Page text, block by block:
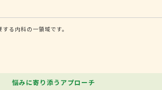
る内科の一領域です。
悩みに寄り添うアプローチ